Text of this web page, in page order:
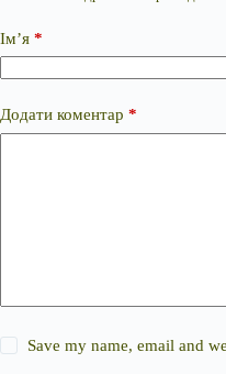
Ім’я *
Додати коментар *
Save my name, email and